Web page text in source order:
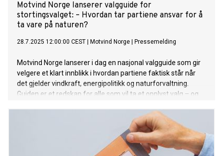
Motvind Norge lanserer valgguide for
stortingsvalget: – Hvordan tar partiene ansvar for å
ta vare på naturen?
28.7.2025 12:00:00 CEST Motvind Norge Pressemelding
Motvind Norge lanserer i dag en nasjonal valgguide som gir
velgere et klart innblikk i hvordan partiene faktisk står når
det gjelder vindkraft, energipolitikk og naturforvaltning.
Guiden er et redskap for alle som vil ta et opplyst valg – og